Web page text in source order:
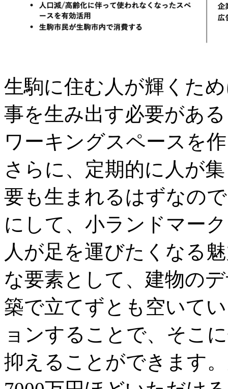
生駒に住む人が輝くた
事を生み出す必要があ
ワーキングスペースを
さらに、定期的に人が
要も生まれるはずなの
にして、小ランドマー
人が足を運びたくなる
な要素として、建物の
築で立てずとも空いて
ョンすることで、そこ
抑えることができます